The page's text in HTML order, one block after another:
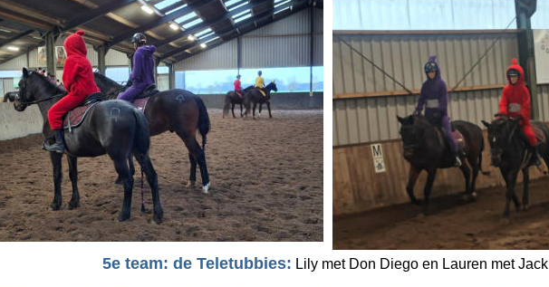
5e team: de Teletubbies: Lily met Don Diego en Lauren met Jack